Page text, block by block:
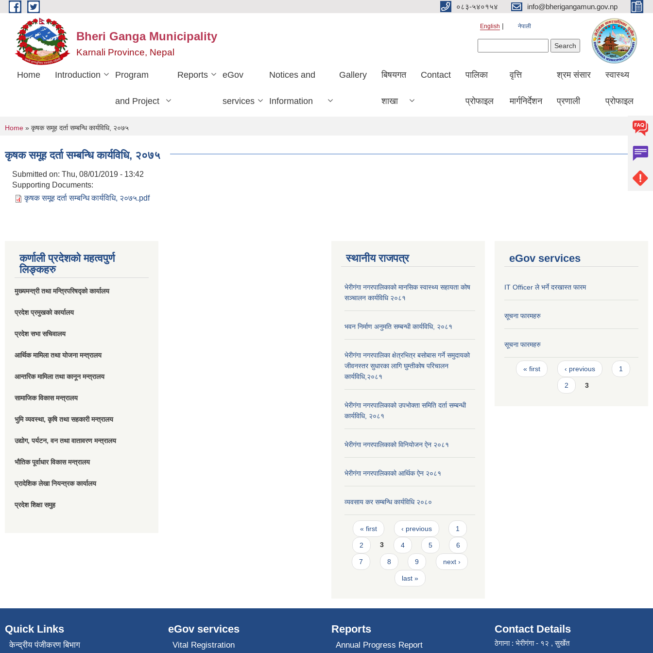
Skip to main content ०८३-५४०१५४ info@bherigangamun.gov.np
Bheri Ganga Municipality
Karnali Province, Nepal
English नेपाली
Home Introduction Program
and Project
Reports eGov
services
Notices and
Information
Gallery बिषयगत
शाखा
Contact पालिका
प्रोफाइल
वृत्ति
मार्गनिर्देशन
श्रम संसार
प्रणाली
स्वास्थ्य
प्रोफाइल
You are here
Home » कृषक समूह दर्ता सम्बन्धि कार्यविधि, २०७५
कृषक समूह दर्ता सम्बन्धि कार्यविधि, २०७५
Submitted on: Thu, 08/01/2019 - 13:42
Supporting Documents:
कृषक समूह दर्ता सम्बन्धि कार्यविधि, २०७५.pdf
कर्णाली प्रदेशको महत्वपुर्ण
लिङ्कहरु
मुख्यमन्त्री तथा मन्त्रिपरिषद्को कार्यालय
प्रदेश प्रमुखको कार्यालय
प्रदेश सभा सचिवालय
आर्थिक मामिला तथा योजना मन्त्रालय
आन्तरिक मामिला तथा कानून मन्त्रालय
सामाजिक विकास मन्त्रालय
भुमि व्यवस्था, कृषि तथा सहकारी मन्त्रालय
उद्योग, पर्यटन, वन तथा वातावरण मन्त्रालय
भौतिक पूर्वाधार विकास मन्त्रालय
प्रादेशिक लेखा नियन्त्रक कार्यालय
प्रदेश शिक्षा समुह
स्थानीय राजपत्र
भेरीगंगा नगरपालिकाको मानसिक स्वास्थ्य सहायता कोष
सञ्चालन कार्यविधि २०८१
भवन निर्माण अनुमति सम्बन्धी कार्यविधि, २०८१
भेरीगंगा नगरपालिका क्षेत्रभित्र बसोबास गर्ने समुदायको
जीवनस्तर सुधारका लागि घुम्तीकोष परिचालन
कार्यविधि,२०८१
भेरीगंगा नगरपालिकाको उपभोक्ता समिति दर्ता सम्बन्धी
कार्यविधि, २०८१
भेरीगंगा नगरपालिकाको विनियोजन ऐन २०८१
भेरीगंगा नगरपालिकाको आर्थिक ऐन २०८१
व्यवसाय कर सम्बन्धि कार्यविधि २०८०
Pages
« first ‹ previous 1
2 3 4 5 6
7 8 9 next ›
last »
eGov services
IT Officer ले भर्ने दरखास्त फारम
सूचना फारमहरु
सूचना फारमहरु
Pages
« first ‹ previous 1
2 3
Quick Links
केन्द्रीय पंजीकरण बिभाग
eGov services
Vital Registration
Reports
Annual Progress Report
Contact Details
ठेगाना : भेरीगंगा - १२ , सुर्खेत